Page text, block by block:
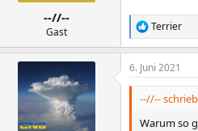
--//--
Gast
R
e
a
k
t
n
Terrier
6. Juni 2021
--//--
Warum so